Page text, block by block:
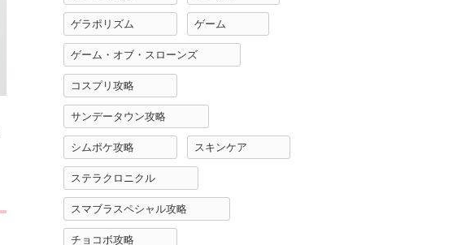
ゲラポリズム ゲーム
ゲーム・オブ・スローンズ
コスプリ攻略
サンデータウン攻略
シムポケ攻略 スキンケア
ステラクロニクル
スマブラスペシャル攻略
チョコボ攻略